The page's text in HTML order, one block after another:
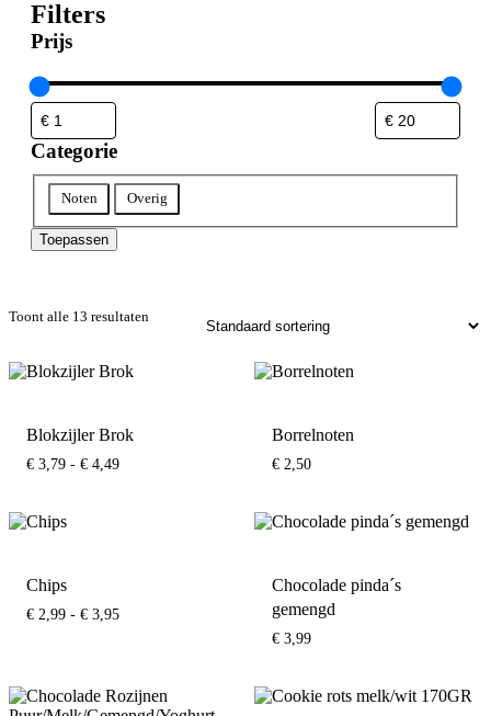
Filters
Prijs
Categorie
Categorie
Noten Overig
Toepassen
Toont alle 13 resultaten
Blokzijler Brok
€ 3,79 - € 4,49Prijsklasse:
Borrelnoten
€ 2,50
Chips
€ 2,99 - € 3,95Prijsklasse:
Chocolade pinda´s
gemengd
€ 3,99